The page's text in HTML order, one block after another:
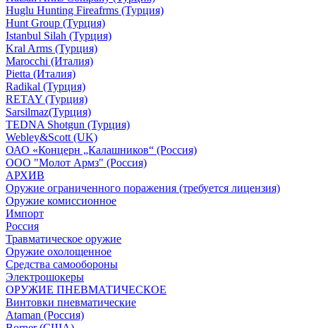
Huglu Hunting Fireafrms (Турция)
Hunt Group (Турция)
Istanbul Silah (Турция)
Kral Arms (Турция)
Marocchi (Италия)
Pietta (Италия)
Radikal (Турция)
RETAY (Турция)
Sarsilmaz(Турция)
TEDNA Shotgun (Турция)
Webley&Scott (UK)
ОАО «Концерн „Калашников“ (Россия)
ООО "Молот Армз" (Россия)
АРХИВ
Оружие ограниченного поражения (требуется лицензия)
Оружие комиссионное
Импорт
Россия
Травматическое оружие
Оружие охолощенное
Средства самообороны
Электрошокеры
ОРУЖИЕ ПНЕВМАТИЧЕСКОЕ
Винтовки пневматические
Ataman (Россия)